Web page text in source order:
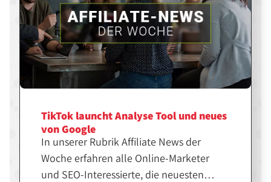
TikTok launcht Analyse Tool und neues
von Google
In unserer Rubrik Affiliate News der
Woche erfahren alle Online-Marketer
und SEO-Interessierte, die neuesten